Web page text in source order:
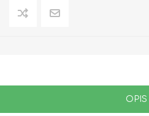
OPIS